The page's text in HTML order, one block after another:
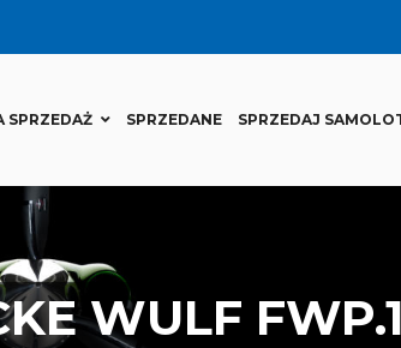
SPRZEDAŻ SPRZEDANE SPRZEDAJ
WULF